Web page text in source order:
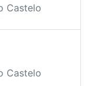
Castelo
Castelo